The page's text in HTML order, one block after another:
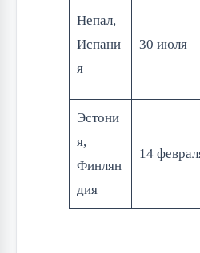
Непал,
Испани
я
30 июля
Эстони
я,
Финлян
дия
14